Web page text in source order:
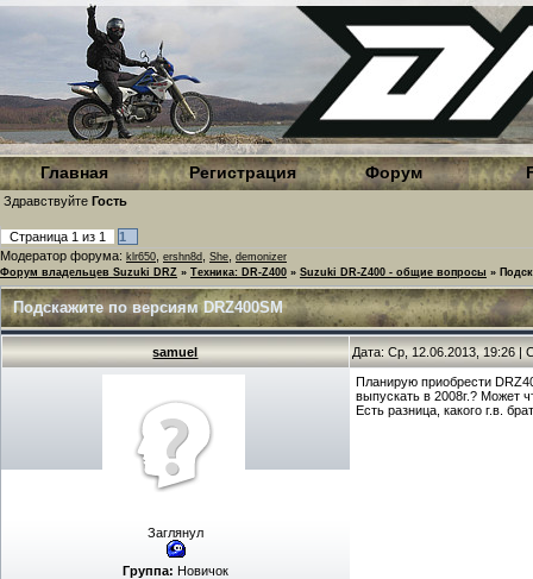
Главная Регистрация Форум
Здравствуйте Гость
Страница 1 из 1
1
Модератор форума: klr650 ershn8d She demonizer
Форум владельцев Suzuki DRZ » Техника: DR-Z400 » Suzuki DR-Z400 - общие вопросы »
Подскажите по версиям DRZ400SM
samuel Дата: Ср, 12.06.2013, 19:26 |
Заглянул
Группа: Новичок
Планирую приобрести
выпускать в 2008г.? Может
Есть разница, какого г.в.